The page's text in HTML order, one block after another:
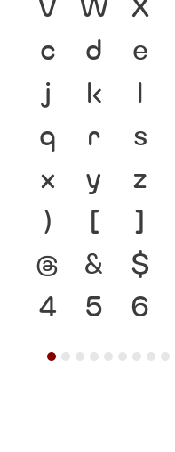
c
d e
j
k l
q
r s
x
y z
)
[ ]
@
& $
4
5 6